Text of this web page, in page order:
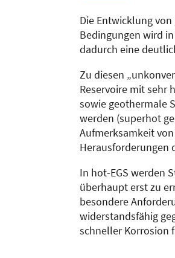
Die Entwicklung
Bedingungen wird
dadurch eine
Zu diesen
Reservoire mit sehr
sowie geothermale
werden (superhot
Aufmerksamkeit
Herausforderungen
In hot-EGS werden
überhaupt erst zu
besondere
widerstandsfähig
schneller Korrosion